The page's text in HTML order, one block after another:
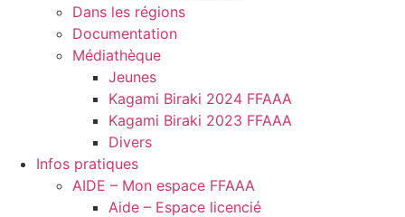
Dans les régions
Documentation
Médiathèque
Jeunes
Kagami Biraki 2024 FFAAA
Kagami Biraki 2023 FFAAA
Divers
Infos pratiques
AIDE – Mon espace FFAAA
Aide – Espace licencié